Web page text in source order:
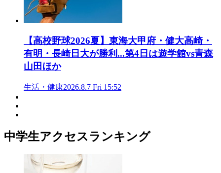
【高校野球2026夏】東海大甲府・健大高崎・
有明・長崎日大が勝利...第4日は遊学館vs青森
山田ほか
生活・健康2026.8.7 Fri 15:52
中学生アクセスランキング